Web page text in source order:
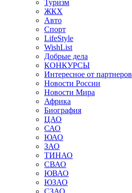
Туризм
ЖКХ
Авто
Спорт
LifeStyle
WishList
Добрые дела
КОНКУРСЫ
Интересное от партнеров
Новости России
Новости Мира
Африка
Биография
ЦАО
САО
ЮАО
ЗАО
ТИНАО
СВАО
ЮВАО
ЮЗАО
СЗАО